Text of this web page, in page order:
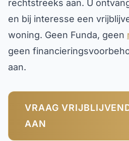
rechtstreeks aan. U
en bij interesse een
woning. Geen Funda, geen
geen
aan.
VRAAG
AAN